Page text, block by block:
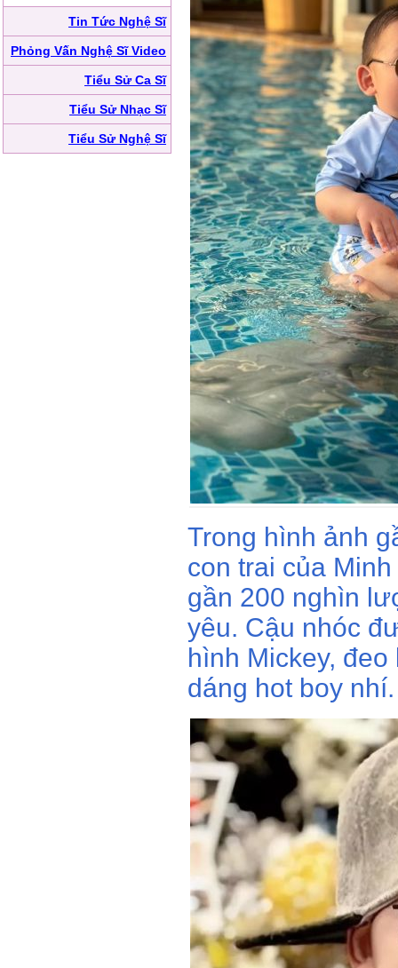
Tin Tức Nghệ Sĩ
Phỏng Vấn Nghệ Sĩ Video
Tiểu Sử Ca Sĩ
Tiểu Sử Nhạc Sĩ
Tiểu Sử Nghệ Sĩ
Trong hình ảnh
con trai của
gần 200 nghìn
yêu. Cậu nhóc
hình Mickey,
dáng hot boy nhí.